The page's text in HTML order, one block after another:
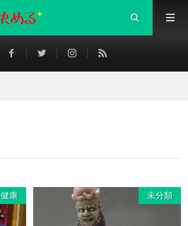
健康 未分類